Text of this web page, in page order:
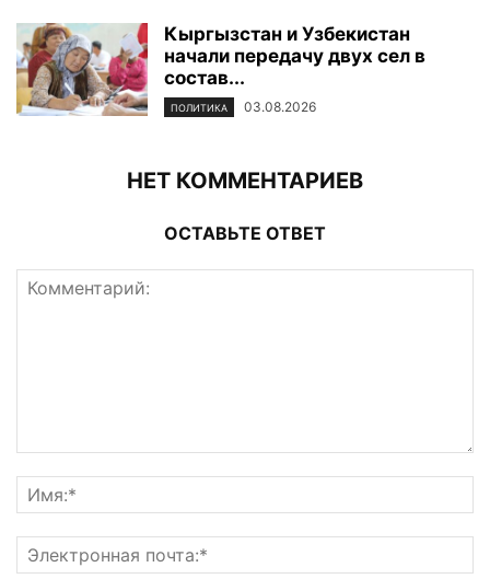
Кыргызстан и Узбекистан
начали передачу двух сел в
состав...
ПОЛИТИКА 03.08.2026
НЕТ КОММЕНТАРИЕВ
ОСТАВЬТЕ ОТВЕТ